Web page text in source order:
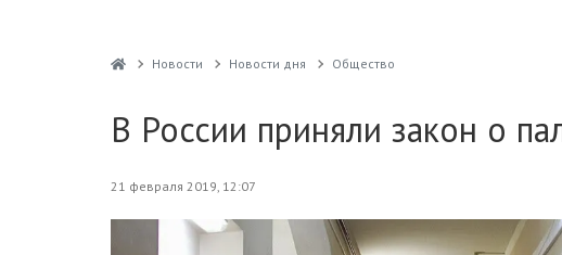
Новости Новости дня Общество
В России приняли закон о
21 февраля 2019, 12:07